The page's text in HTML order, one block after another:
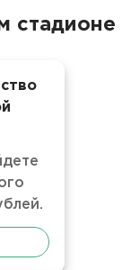
стадионе